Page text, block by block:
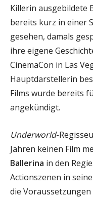
Killerin ausgebildete
bereits kurz in einer
gesehen, damals
ihre eigene
CinemaCon in Las
Hauptdarstellerin
Films wurde bereits
angekündigt.
Underworld-
Jahren keinen Film
Ballerina in den
Actionszenen in
die